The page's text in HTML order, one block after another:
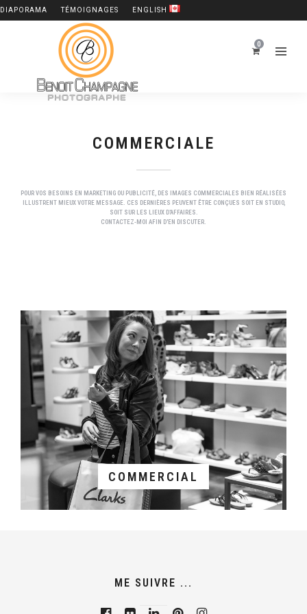
DIAPORAMA TÉMOIGNAGES ENGLISH
0
COMMERCIALE
POUR VOS BESOINS EN MARKETING OU PUBLICITÉ, DES IMAGES COMMERCIALES BIEN RÉALISÉES
ILLUSTRENT MIEUX VOTRE MESSAGE. CES DERNIÈRES PEUVENT ÊTRE CONÇUES SOIT EN STUDIO,
SOIT SUR LES LIEUX D'AFFAIRES.
CONTACTEZ-MOI AFIN D'EN DISCUTER.
COMMERCIAL
ME SUIVRE ...